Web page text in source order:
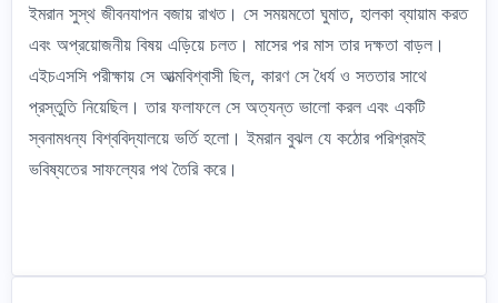
ইমরান সুস্থ জীবনযাপন বজায় রাখত। সে সময়মতো ঘুমাত, হালকা ব্যায়াম করত
এবং অপ্রয়োজনীয় বিষয় এড়িয়ে চলত। মাসের পর মাস তার দক্ষতা বাড়ল।
এইচএসসি পরীক্ষায় সে আত্মবিশ্বাসী ছিল, কারণ সে ধৈর্য ও সততার সাথে
প্রস্তুতি নিয়েছিল। তার ফলাফলে সে অত্যন্ত ভালো করল এবং একটি
স্বনামধন্য বিশ্ববিদ্যালয়ে ভর্তি হলো। ইমরান বুঝল যে কঠোর পরিশ্রমই
ভবিষ্যতের সাফল্যের পথ তৈরি করে।